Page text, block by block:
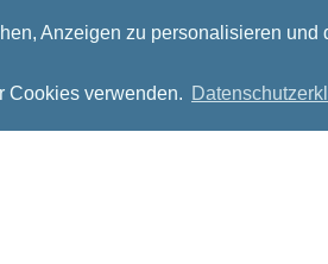
Anzeigen zu personalisieren und
Cookies verwenden.